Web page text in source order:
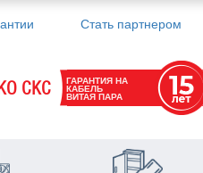
Стать партнером
СКС ГАРАНТИЯ НА
КАБЕЛЬ
ВИТАЯ ПАРА